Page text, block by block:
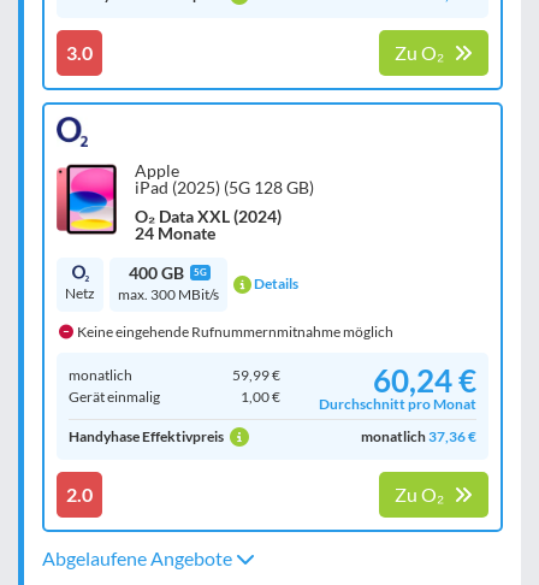
3.0 Zu O₂
Apple
iPad (2025) (5G 128 GB)
O₂ Data XXL (2024)
24 Monate
Netz
400 GB 5G
max. 300 MBit/s
Details
Keine eingehende Rufnummernmitnahme möglich
monatlich
59,99 €
Gerät einmalig
1,00 € 60,24 €
Durchschnitt pro Monat
Handyhase Effektivpreis
monatlich37,36 €
2.0 Zu O₂
Abgelaufene Angebote